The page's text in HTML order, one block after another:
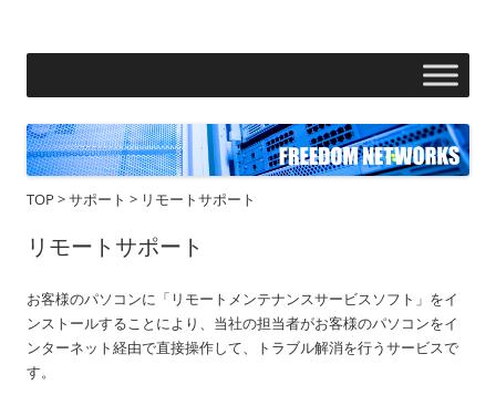
コ
ン
へ
ス
キ
ッ
TOP >サポート > リモートサポート
リモートサポート
お客様のパソコンに「リモートメンテナンスサービスソフト」をイ
ンストールすることにより、当社の担当者がお客様のパソコンをイ
ンターネット経由で直接操作して、トラブル解消を行うサービスで
す。